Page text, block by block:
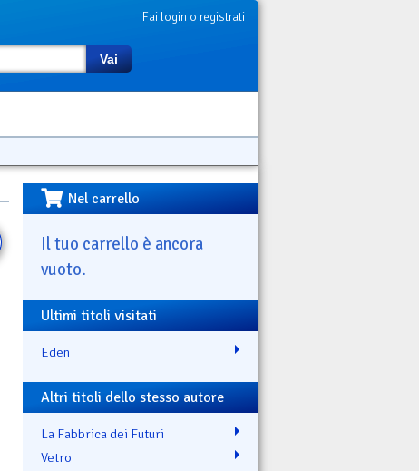
Fai login o registrati
Vai
Nel carrello
Il tuo carrello è ancora
vuoto.
Ultimi titoli visitati
Eden
Altri titoli dello stesso autore
La Fabbrica dei Futuri
Vetro